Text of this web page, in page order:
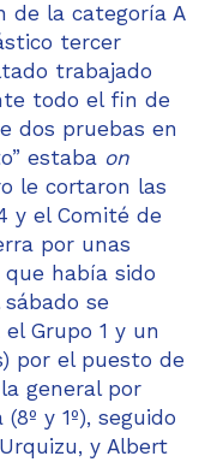
de la categoría A
tercer
trabajado
todo el fin de
dos pruebas en
estaba on
le cortaron las
y el Comité de
por unas
había sido
se
Grupo 1 y un
por el puesto de
general por
y 1º), seguido
y Albert